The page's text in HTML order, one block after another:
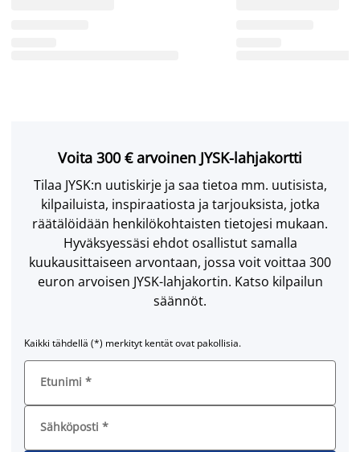
Voita 300 € arvoinen JYSK-lahjakortti
Tilaa JYSK:n uutiskirje ja saa tietoa mm. uutisista,
kilpailuista, inspiraatiosta ja tarjouksista, jotka
räätälöidään henkilökohtaisten tietojesi mukaan.
Hyväksyessäsi ehdot osallistut samalla
kuukausittaiseen arvontaan, jossa voit voittaa 300
euron arvoisen JYSK-lahjakortin. Katso kilpailun
säännöt.
Kaikki tähdellä (*) merkityt kentät ovat pakollisia.
Etunimi *
Sähköposti *